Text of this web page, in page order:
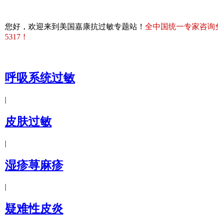
您好，欢迎来到美国嘉康抗过敏专题站！ 全中国统一专家咨询
5317！
呼吸系统过敏
|
皮肤过敏
|
湿疹荨麻疹
|
疑难性皮炎